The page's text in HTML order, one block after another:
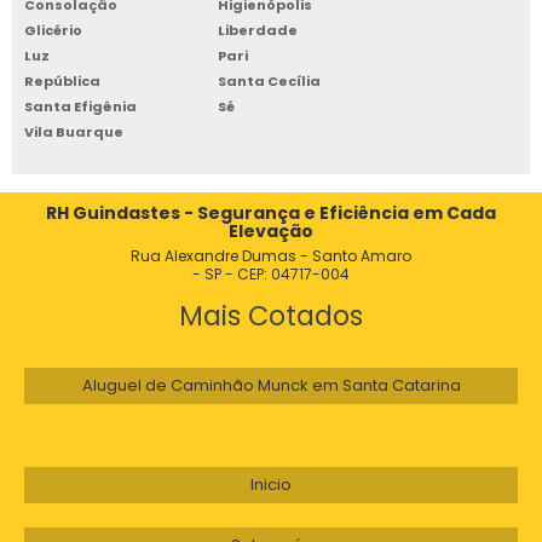
GRUA GUINDASTE PREÇO
GRUA HIDRAULICA
GRUA INDUSTRIAL
GRUA LOCAÇÃO
GRUA LUFFING COM CABINE INOVADORA
GRUA LUFFING PARA MOVIMENTAÇÃO
GRUA OBRAS
Consolação
Higienópolis
Glicério
Liberdade
Luz
Pari
República
Santa Cecília
Santa Efigênia
Sé
Vila Buarque
RH Guindastes - Segurança e Eficiência em Cada
Elevação
Rua Alexandre Dumas - Santo Amaro
- SP - CEP: 04717-004
Mais Cotados
Aluguel de Caminhão Munck em Santa Catarina
Inicio